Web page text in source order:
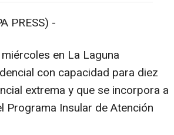
PRESS) -
en La Laguna
con capacidad para diez
extrema y que se incorpora a
Programa Insular de Atención